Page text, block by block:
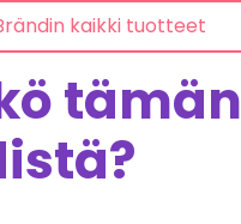
kaikki tuotteet
tämän